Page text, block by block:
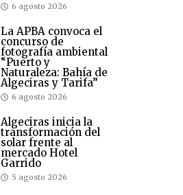
6 agosto 2026
La APBA convoca el
concurso de
fotografía ambiental
“Puerto y
Naturaleza: Bahía de
Algeciras y Tarifa”
6 agosto 2026
Algeciras inicia la
transformación del
solar frente al
mercado Hotel
Garrido
5 agosto 2026